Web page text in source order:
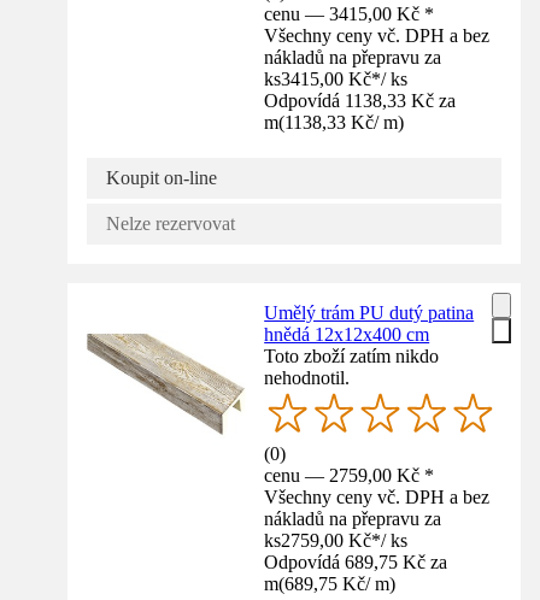
cenu — 3415,00 Kč *
Všechny ceny vč. DPH a bez
nákladů na přepravu za
ks3415,00 Kč*/ ks
Odpovídá 1138,33 Kč za
m(1138,33 Kč/ m)
Koupit on-line
Nelze rezervovat
Umělý trám PU dutý patina
hnědá 12x12x400 cm
Toto zboží zatím nikdo
nehodnotil.
(0)
cenu — 2759,00 Kč *
Všechny ceny vč. DPH a bez
nákladů na přepravu za
ks2759,00 Kč*/ ks
Odpovídá 689,75 Kč za
m(689,75 Kč/ m)